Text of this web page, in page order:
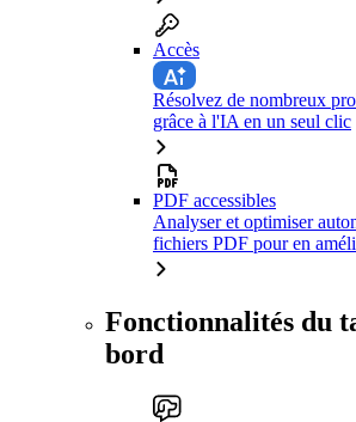
Accès
Résolvez de nombreux
grâce à l'IA en un seul clic
PDF accessibles
Analyser et optimiser
fichiers PDF pour en
Fonctionnalités du
bord